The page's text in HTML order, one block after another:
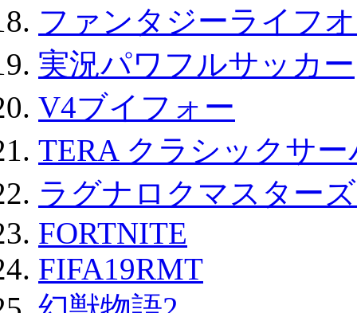
ファンタジーライフ
実況パワフルサッカー
V4ブイフォー
TERA クラシックサ
ラグナロクマスター
FORTNITE
FIFA19RMT